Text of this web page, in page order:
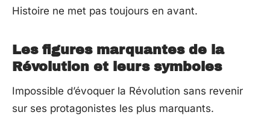
Histoire ne met pas toujours en avant.
Les figures marquantes de la
Révolution et leurs symboles
Impossible d’évoquer la Révolution sans revenir
sur ses protagonistes les plus marquants.